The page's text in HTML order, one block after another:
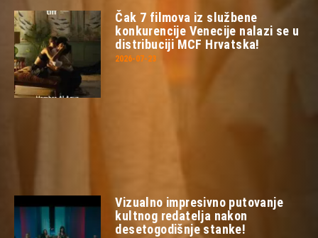
Čak 7 filmova iz službene
konkurencije Venecije nalazi se u
distribuciji MCF Hrvatska!
2026-07-23
Vizualno impresivno putovanje
kultnog redatelja nakon
desetogodišnje stanke!